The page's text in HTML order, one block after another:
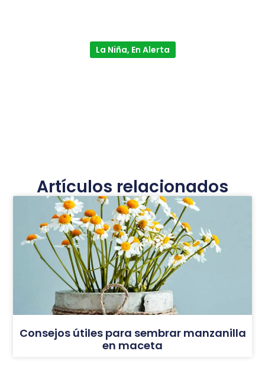
La Niña, En Alerta
Artículos relacionados
Consejos útiles para sembrar manzanilla
en maceta